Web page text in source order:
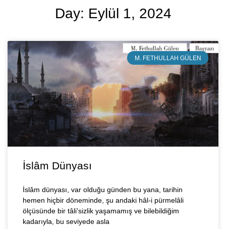
Day: Eylül 1, 2024
M. FETHULLAH GÜLEN
İslâm Dünyası
İslâm dünyası, var olduğu günden bu yana, tarihin
hemen hiçbir döneminde, şu andaki hâl-i pürmelâli
ölçüsünde bir tâli’sizlik yaşamamış ve bilebildiğim
kadarıyla, bu seviyede asla